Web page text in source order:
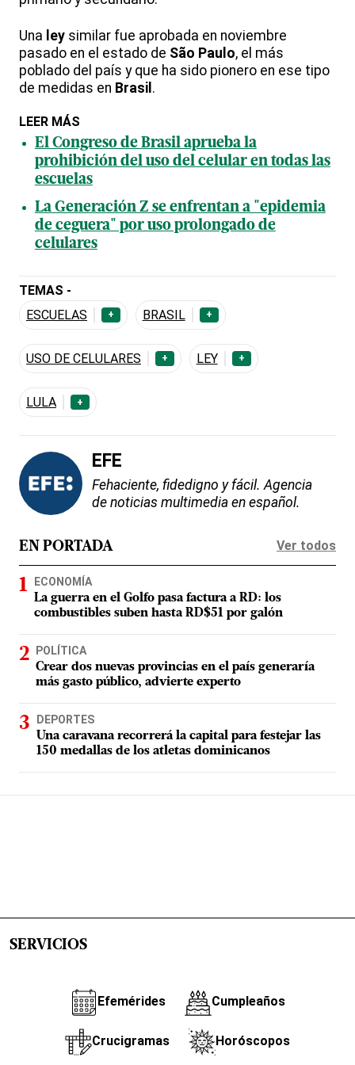
Una ley similar fue aprobada en noviembre
pasado en el estado de São Paulo, el más
poblado del país y que ha sido pionero en ese tipo
de medidas en Brasil .
LEER MÁS
El Congreso de Brasil aprueba la
prohibición del uso del celular en todas las
escuelas
La Generación Z se enfrentan a "epidemia
de ceguera" por uso prolongado de
celulares
TEMAS -
ESCUELAS
+ BRASIL +
USO DE CELULARES + LEY +
LULA +
EFE
Fehaciente, fidedigno y fácil. Agencia
de noticias multimedia en español.
EN PORTADA Ver todos
ECONOMÍA
La guerra en el Golfo pasa factura a RD: los
combustibles suben hasta RD$51 por galón
POLÍTICA
Crear dos nuevas provincias en el país generaría
más gasto público, advierte experto
DEPORTES
Una caravana recorrerá la capital para festejar las
150 medallas de los atletas dominicanos
SERVICIOS
Efemérides Cumpleaños
Crucigramas Horóscopos